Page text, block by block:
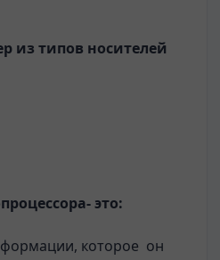
из типов носителей
это:
которое он